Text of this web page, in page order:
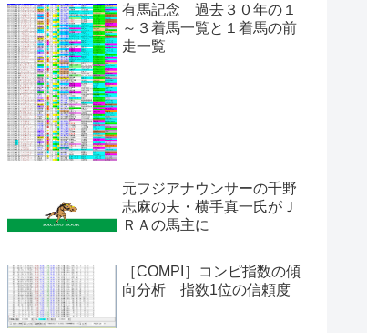
有馬記念 過去３０年の１
～３着馬一覧と１着馬の前
走一覧
元フジアナウンサーの千野
志麻の夫・横手真一氏がＪ
ＲＡの馬主に
［COMPI］コンピ指数の傾
向分析 指数1位の信頼度